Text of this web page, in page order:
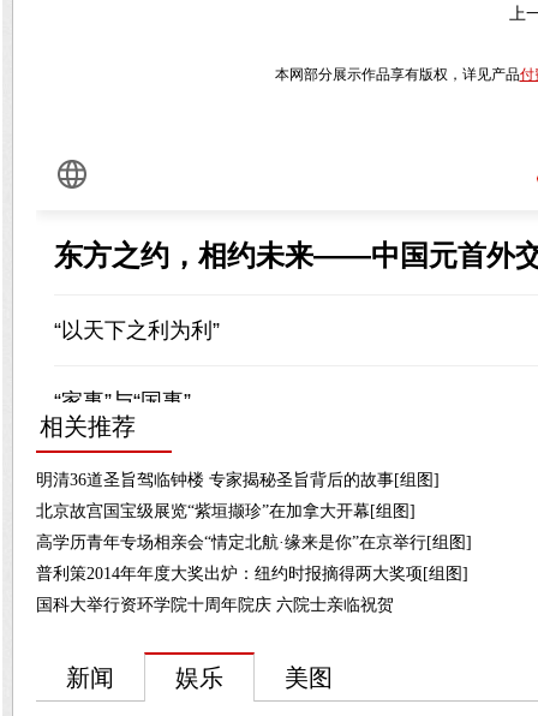
上
本网部分展示作品享有版权，详见产品付
相关推荐
明清36道圣旨驾临钟楼 专家揭秘圣旨背后的故事[组图]
北京故宫国宝级展览“紫垣撷珍”在加拿大开幕[组图]
高学历青年专场相亲会“情定北航·缘来是你”在京举行[组图]
普利策2014年年度大奖出炉：纽约时报摘得两大奖项[组图]
国科大举行资环学院十周年院庆 六院士亲临祝贺